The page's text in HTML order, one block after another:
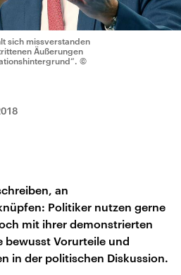
sich missverstanden
Äußerungen
©
an
Politiker nutzen gerne
mit ihrer demonstrierten
bewusst Vorurteile und
in der politischen Diskussion.